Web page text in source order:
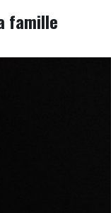
famille